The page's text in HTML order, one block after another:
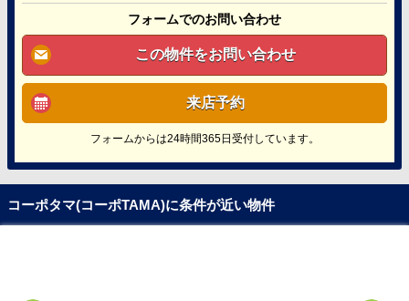
フォームでのお問い合わせ
この物件をお問い合わせ
来店予約
フォームからは24時間365日受付しています。
コーポタマ(コーポTAMA)に条件が近い物件